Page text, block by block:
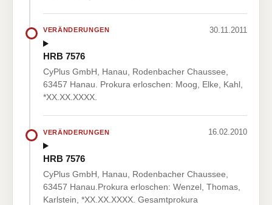
VERÄNDERUNGEN 30.11.2011
HRB 7576
CyPlus GmbH, Hanau, Rodenbacher Chaussee,
63457 Hanau. Prokura erloschen: Moog, Elke, Kahl,
*XX.XX.XXXX.
VERÄNDERUNGEN 16.02.2010
HRB 7576
CyPlus GmbH, Hanau, Rodenbacher Chaussee,
63457 Hanau.Prokura erloschen: Wenzel, Thomas,
Karlstein, *XX.XX.XXXX. Gesamtprokura